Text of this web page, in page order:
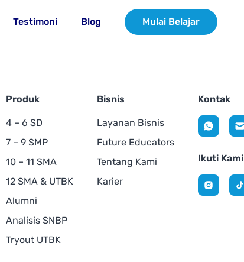
Testimoni Blog Mulai Belajar
Produk
4 – 6 SD
7 – 9 SMP
10 – 11 SMA
12 SMA & UTBK
Alumni
Analisis SNBP
Tryout UTBK
Bisnis
Layanan Bisnis
Future Educators
Tentang Kami
Karier
Kontak
Ikuti Kami